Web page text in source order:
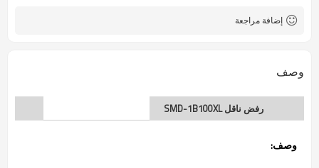
إضافة مراجعة
وصف
رفض ناقل SMD-1B100XL
وصف: